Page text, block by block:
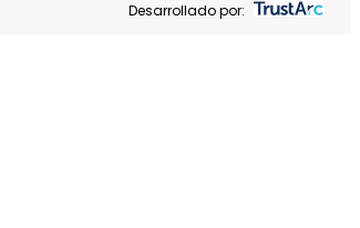
Desarrollado por: